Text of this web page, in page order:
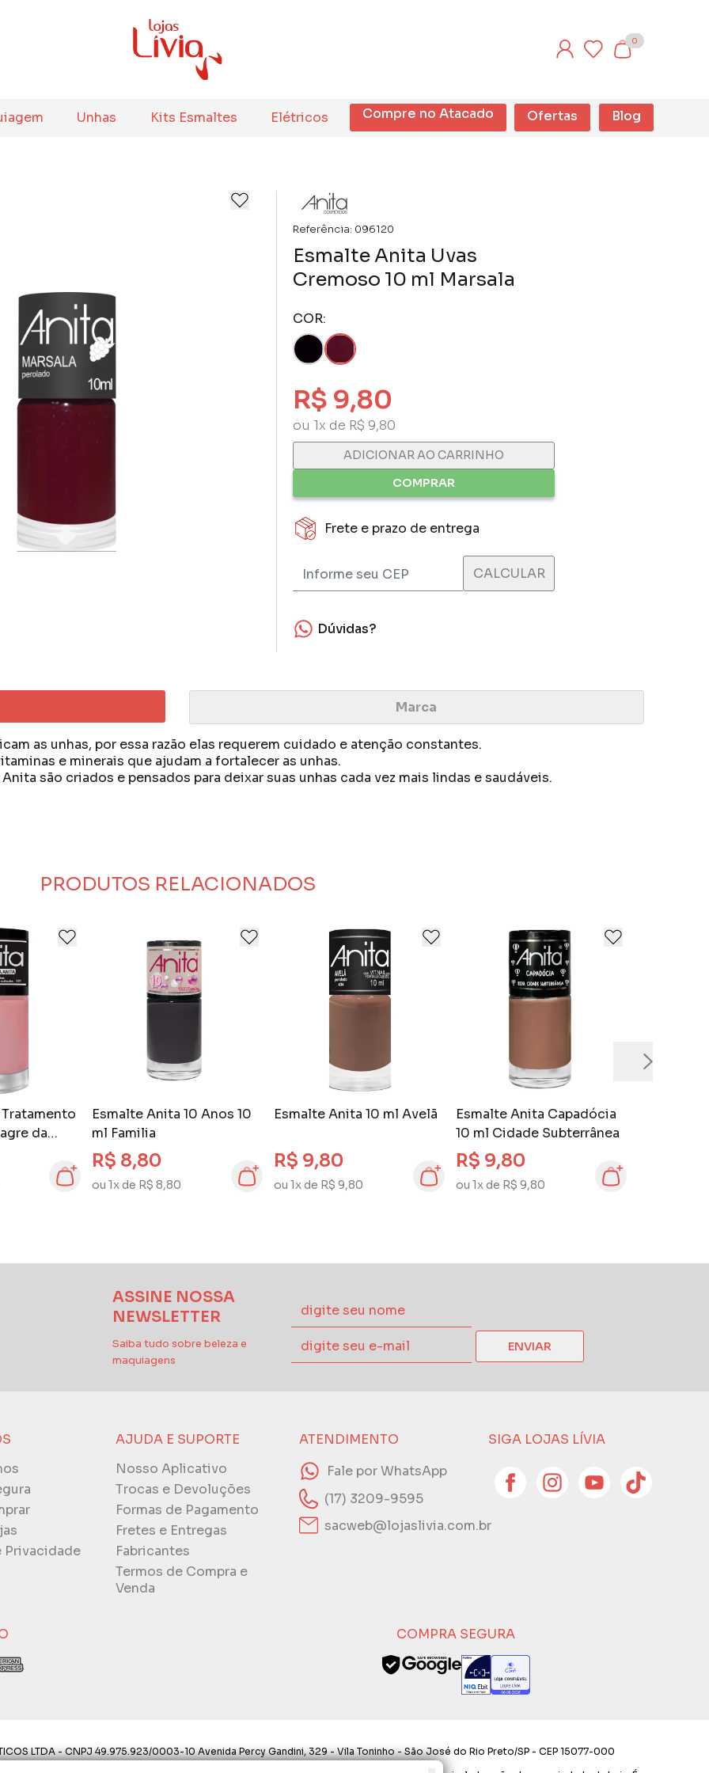
0
Unhas Kits Esmaltes Elétricos Compre no Atacado Ofertas Blog
Referência: 096120
Esmalte Anita Uvas
Cremoso 10 ml Marsala
COR:
R$ 9,80
ou 1x de R$ 9,80
ADICIONAR AO CARRINHO
COMPRAR
Frete e prazo de entrega
Dúvidas?
Marca
as unhas, por essa razão elas requerem cuidado e atenção constantes.
e minerais que ajudam a fortalecer as unhas.
são criados e pensados para deixar suas unhas cada vez mais lindas e saudáveis.
PRODUTOS RELACIONADOS
da
Esmalte Anita 10 Anos 10
ml Familia
R$ 8,80
ou 1x de R$ 8,80
Esmalte Anita 10 ml Avelã
R$ 9,80
ou 1x de R$ 9,80
Esmalte Anita Capadócia
10 ml Cidade Subterrânea
R$ 9,80
ou 1x de R$ 9,80
ASSINE NOSSA
NEWSLETTER
Saiba tudo sobre beleza e
maquiagens
ENVIAR
Privacidade
AJUDA E SUPORTE
Nosso Aplicativo
Trocas e Devoluções
Formas de Pagamento
Fretes e Entregas
Fabricantes
Termos de Compra e
Venda
ATENDIMENTO
Fale por WhatsApp
(17) 3209-9595
sacweb@lojaslivia.com.br
SIGA LOJAS LÍVIA
COMPRA SEGURA
LTDA - CNPJ 49.975.923/0003-10 Avenida Percy Gandini, 329 - Vila Toninho - São José do Rio Preto/SP - CEP 15077-000